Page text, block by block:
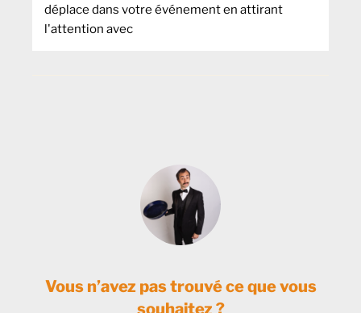
déplace dans votre événement en attirant
l'attention avec
Vous n’avez pas trouvé ce que vous
souhaitez ?